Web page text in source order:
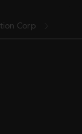
Corp